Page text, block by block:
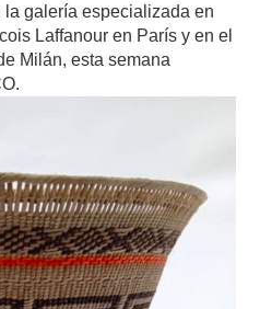
la galería especializada en
Laffanour en París y en el
Milán, esta semana